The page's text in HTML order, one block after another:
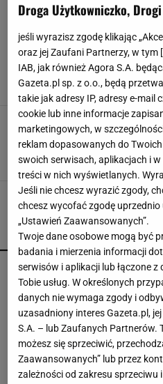
WANNA WOLNOSTOJĄCA
Jak ustawić
BATERIE ŁAZIENKOWE
Wanna
sprawdzi się
ARANŻACJE WNĘTRZ
WANNA WOLNOSTOJĄCA
POPULARNE
Kompaktowa
Ten sprzęt mieści
Vintage
nowo pokochali
Droga Użytkowniczko,
jeśli wyrazisz zgodę klikając
oraz jej Zaufani Partnerzy, w tym [
IAB, jak również Agora S.A.
Gazeta.pl sp. z o.o., będą
takie jak adresy IP, adresy e-mail
cookie lub inne informacje
marketingowych, w
reklam dopasowanych do
swoich serwisach, aplikacjach i
treści w nich wyświetlanych.
Jeśli nie chcesz wyrazić zgody,
chcesz wycofać zgodę
„Ustawień Zaawansowanych”.
Twoje dane osobowe mogą być
badania i mierzenia informacji
serwisów i aplikacji lub łączone
Tobie usług. W określonych
danych nie wymaga zgody i
uzasadniony interes Gazeta.pl,
S.A. – lub Zaufanych Partnerów.
możesz się sprzeciwić,
Zaawansowanych” lub przez
zależności od zakresu